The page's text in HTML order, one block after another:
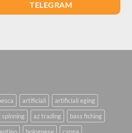
TELEGRAM
artificiali
artificiali eging
az trading
bass fishing